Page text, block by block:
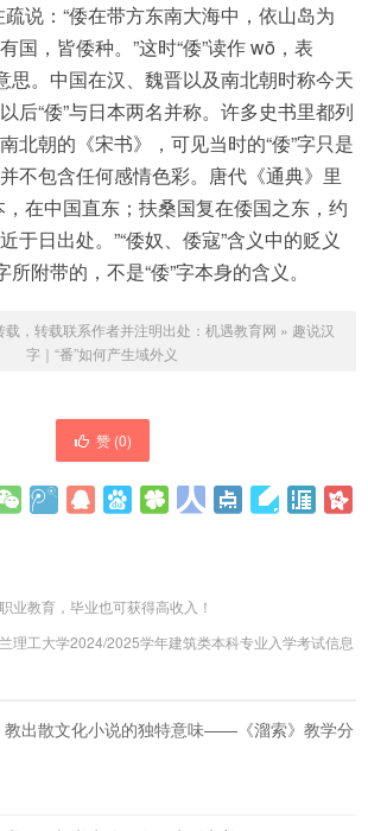
说：“倭在带方东南大海中，依山岛为
国，皆倭种。”这时“倭”读作 wō，表
思。中国在汉、魏晋以及南北朝时称今天
后“倭”与日本两名并称。许多史书里都列
北朝的《宋书》，可见当时的“倭”字只是
不包含任何感情色彩。唐代《通典》里
，在中国直东；扶桑国复在倭国之东，约
于日出处。”“倭奴、倭寇”含义中的贬义
所附带的，不是“倭”字本身的含义。
，转载联系作者并注明出处： 机遇教育网 » 趣说汉
字｜“番”如何产生域外义
赞 (0)
业教育，毕业也可获得高收入！
理工大学2024/2025学年建筑类本科专业入学考试信息
教出散文化小说的独特意味——《溜索》教学分